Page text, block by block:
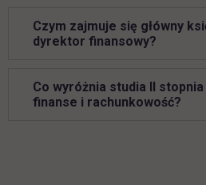
Czym zajmuje się główny
dyrektor finansowy?
Co wyróżnia studia II
finanse i rachunkowość?